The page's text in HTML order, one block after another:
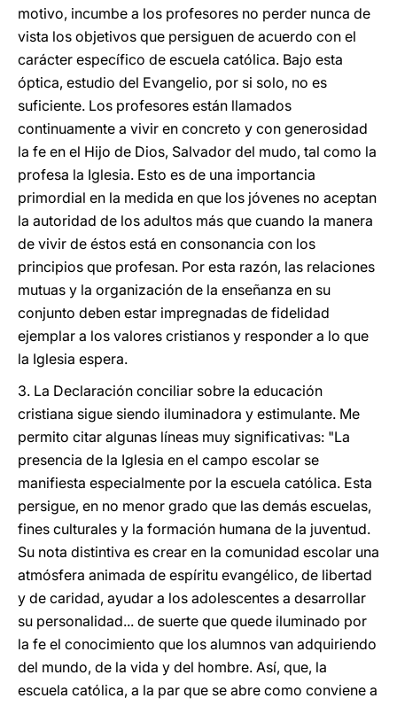
motivo, incumbe a los profesores no perder nunca de
vista los objetivos que persiguen de acuerdo con el
carácter específico de escuela católica. Bajo esta
óptica, estudio del Evangelio, por si solo, no es
suficiente. Los profesores están llamados
continuamente a vivir en concreto y con generosidad
la fe en el Hijo de Dios, Salvador del mudo, tal como la
profesa la Iglesia. Esto es de una importancia
primordial en la medida en que los jóvenes no aceptan
la autoridad de los adultos más que cuando la manera
de vivir de éstos está en consonancia con los
principios que profesan. Por esta razón, las relaciones
mutuas y la organización de la enseñanza en su
conjunto deben estar impregnadas de fidelidad
ejemplar a los valores cristianos y responder a lo que
la Iglesia espera.
3. La Declaración conciliar sobre la educación
cristiana sigue siendo iluminadora y estimulante. Me
permito citar algunas líneas muy significativas: "La
presencia de la Iglesia en el campo escolar se
manifiesta especialmente por la escuela católica. Esta
persigue, en no menor grado que las demás escuelas,
fines culturales y la formación humana de la juventud.
Su nota distintiva es crear en la comunidad escolar una
atmósfera animada de espíritu evangélico, de libertad
y de caridad, ayudar a los adolescentes a desarrollar
su personalidad... de suerte que quede iluminado por
la fe el conocimiento que los alumnos van adquiriendo
del mundo, de la vida y del hombre. Así, que, la
escuela católica, a la par que se abre como conviene a